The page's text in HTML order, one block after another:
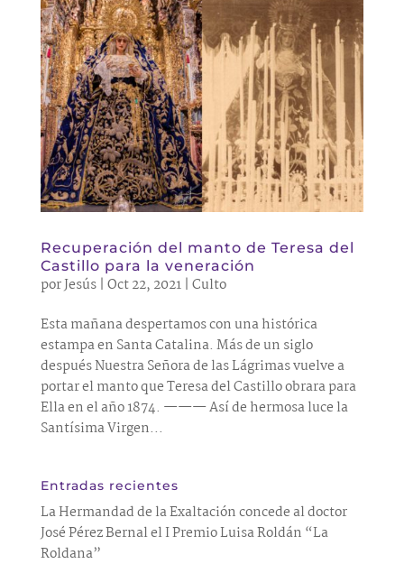
Recuperación del manto de Teresa del
Castillo para la veneración
porJesús| Oct 22, 2021| Culto
Esta mañana despertamos con una histórica
estampa en Santa Catalina. Más de un siglo
después Nuestra Señora de las Lágrimas vuelve a
portar el manto que Teresa del Castillo obrara para
Ella en el año 1874. ——— Así de hermosa luce la
Santísima Virgen...
Entradas recientes
La Hermandad de la Exaltación concede al doctor
José Pérez Bernal el I Premio Luisa Roldán “La
Roldana”